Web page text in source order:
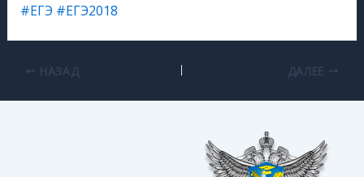
#ЕГЭ #ЕГЭ2018
НАЗАД ДАЛЕЕ